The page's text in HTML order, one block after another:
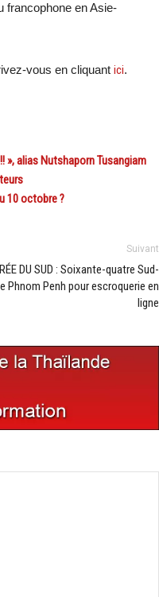
francophone en Asie-
vous en cliquant ici.
», alias Nutshaporn Tusangiam
10 octobre ?
Suivant
DU SUD : Soixante-quatre Sud-
Phnom Penh pour escroquerie en
ligne